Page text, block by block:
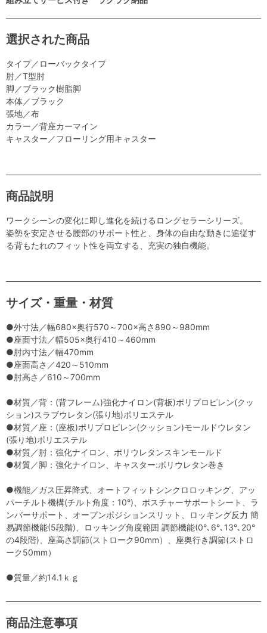
選択された商品
タイプ／ローバックタイプ
肘／T型肘
脚／ブラック樹脂脚
本体／ブラック
張地／布
カラー／背座カーマイン
キャスター／フローリング用キャスター
商品説明
ワークシーンの変化に即し進化を続けるロングセラーシリーズ。
姿勢を安定させる腰部のサポート性と、身体の自由な動きに追従す
る背もたれのフィット性を両立する、充実の独自機能。
サイズ・重量・材質
●外寸法／幅680×奥行570～700×高さ890～980mm
●座面寸法／幅505×奥行410～460mm
●肘内寸法／幅470mm
●座面高さ／420～510mm
●肘高さ／610～700mm
●材質／背：(背フレーム)強化ナイロン(背板)ポリプロピレン(クッ
ション)スラブウレタン(張り地)ポリエステル
●材質／座：(座板)ポリプロピレン(クッション)モールドウレタン
(張り地)ポリエステル
●材質／肘：強化ナイロン、ポリウレタンスキンモールド
●材質／脚：強化ナイロン、キャスター:ポリウレタン巻き
●機能／ガス圧昇降式、オートフィットシンクロロッキング、アッ
パーチルト機構(チルト角度：10°)、ポスチャーサポートシート、ラ
ンバーサポート、オープンポジションスリット、ロッキング反力 簡
易調節機能(5段階)、ロッキング角度範囲 調節機能(0°､6°､13°､20°
の4段階)、座高さ調節(ストローク90mm）、座奥行き調節(ストロ
ーク50mm）
●質量／約14.1ｋｇ
商品注意事項